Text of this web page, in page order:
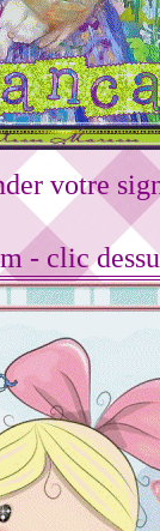
votre
- clic